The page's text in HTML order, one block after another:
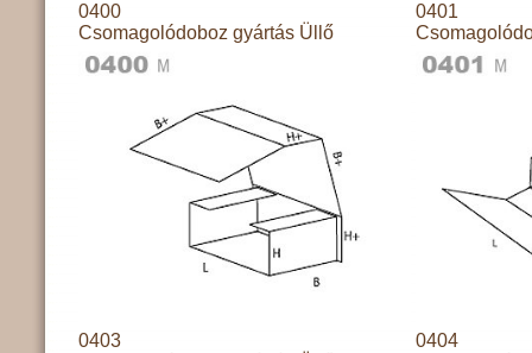
0400
Csomagolódoboz gyártás Üllő
0401
0403
0404